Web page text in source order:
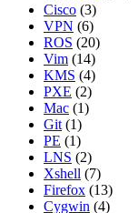
Cisco (3)
VPN (6)
ROS (20)
Vim (14)
KMS (4)
PXE (2)
Mac (1)
Git (1)
PE (1)
LNS (2)
Xshell (7)
Firefox (13)
Cygwin (4)